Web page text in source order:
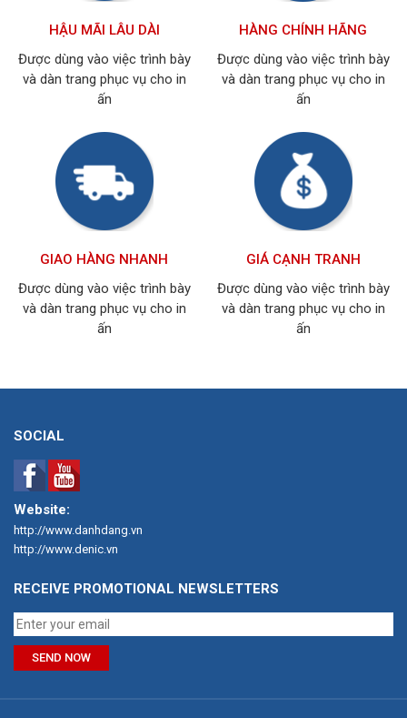
HẬU MÃI LÂU DÀI
Được dùng vào việc trình bày
và dàn trang phục vụ cho in
ấn
HÀNG CHÍNH HÃNG
Được dùng vào việc trình bày
và dàn trang phục vụ cho in
ấn
GIAO HÀNG NHANH
Được dùng vào việc trình bày
và dàn trang phục vụ cho in
ấn
GIÁ CẠNH TRANH
Được dùng vào việc trình bày
và dàn trang phục vụ cho in
ấn
SOCIAL
Website:
http://www.danhdang.vn
http://www.denic.vn
RECEIVE PROMOTIONAL NEWSLETTERS
SEND NOW